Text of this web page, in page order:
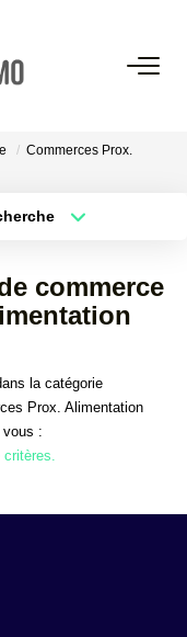
Commerces Prox.
commerce
la catégorie
Prox. Alimentation
vous :